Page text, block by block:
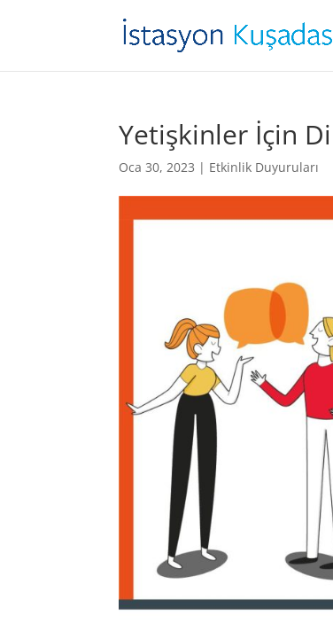
Yetişkinler İçin
Oca 30, 2023 | Etkinlik Duyuruları